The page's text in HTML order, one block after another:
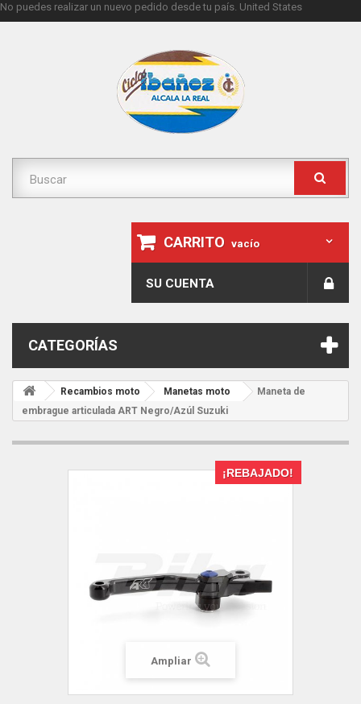
No puedes realizar un nuevo pedido desde tu país. United States
CARRITO vacío
SU CUENTA
CATEGORÍAS
Recambios moto Manetas moto
Maneta de
embrague articulada ART Negro/Azúl Suzuki
¡REBAJADO!
Ampliar